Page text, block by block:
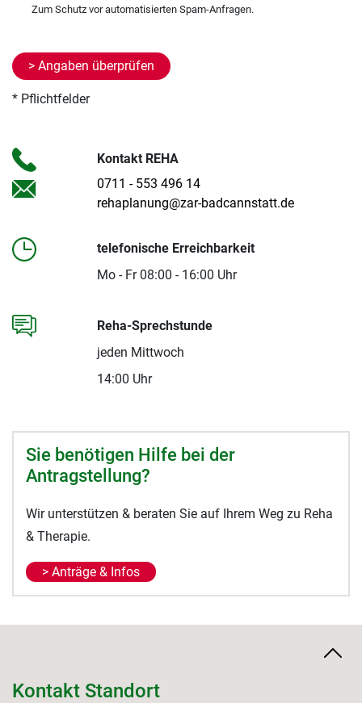
* Pflichtfelder
Kontakt REHA
0711 - 553 496 14
rehaplanung@zar-badcannstatt.de
telefonische Erreichbarkeit
Mo - Fr 08:00 - 16:00 Uhr
Reha-Sprechstunde
jeden Mittwoch
14:00 Uhr
Sie benötigen Hilfe bei der
Antragstellung?
Wir unterstützen & beraten Sie auf Ihrem Weg zu Reha
& Therapie.
> Anträge & Infos
Kontakt Standort